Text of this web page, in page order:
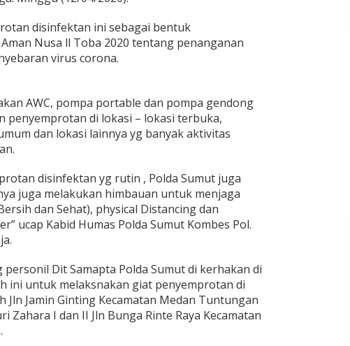
disinfektan ini sebagai bentuk
Nusa ll Toba 2020 tentang penanganan
virus corona.
AWC, pompa portable dan pompa gendong
penyemprotan di lokasi – lokasi terbuka,
dan lokasi lainnya yg banyak aktivitas
disinfektan yg rutin , Polda Sumut juga
juga melakukan himbauan untuk menjaga
dan Sehat), physical Distancing dan
ucap Kabid Humas Polda Sumut Kombes Pol.
personil Dit Samapta Polda Sumut di kerhakan di
ini untuk melaksnakan giat penyemprotan di
Jln Jamin Ginting Kecamatan Medan Tuntungan
Zahara I dan II Jln Bunga Rinte Raya Kecamatan